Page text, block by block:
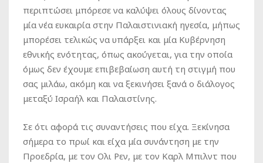
περιπτώσει μπόρεσε να καλύψει όλους δίνοντας
μία νέα ευκαιρία στην Παλαιστινιακή ηγεσία, μήπως
μπορέσει τελικώς να υπάρξει και μία Κυβέρνηση
εθνικής ενότητας, όπως ακούγεται, για την οποία
όμως δεν έχουμε επιβεβαίωση αυτή τη στιγμή που
σας μιλάω, ακόμη και να ξεκινήσει ξανά ο διάλογος
μεταξύ Ισραήλ και Παλαιστίνης.
Σε ότι αφορά τις συναντήσεις που είχα. Ξεκίνησα
σήμερα το πρωί και είχα μία συνάντηση με την
Προεδρία, με τον Ολι Ρεν, με τον Καρλ Μπιλντ που